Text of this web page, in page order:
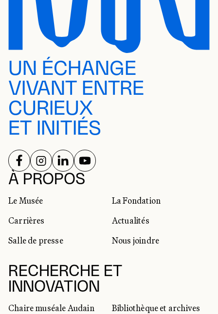
UN ÉCHANGE
VIVANT ENTRE
CURIEUX
ET INITIÉS
À PROPOS
Le Musée
La Fondation
Carrières
Actualités
Salle de presse
Nous joindre
RECHERCHE ET
INNOVATION
Chaire muséale Audain
Bibliothèque et archives
RÉSEAUX SOCIAUX
SUIVEZ-NOUS SUR
SUIVEZ-NOUS SUR
SUIVEZ-NOUS SUR
SUIVEZ-NOUS SUR